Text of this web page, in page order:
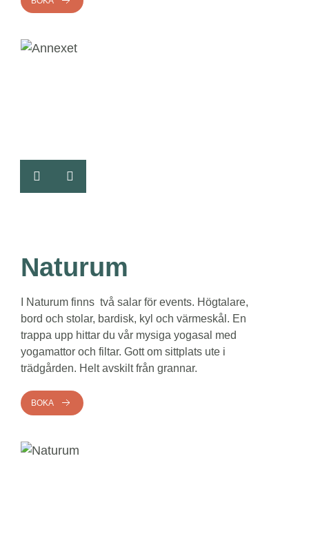
Naturum
I Naturum finns två salar för events. Högtalare,
bord och stolar, bardisk, kyl och värmeskål. En
trappa upp hittar du vår mysiga yogasal med
yogamattor och filtar. Gott om sittplats ute i
trädgården. Helt avskilt från grannar.
BOKA